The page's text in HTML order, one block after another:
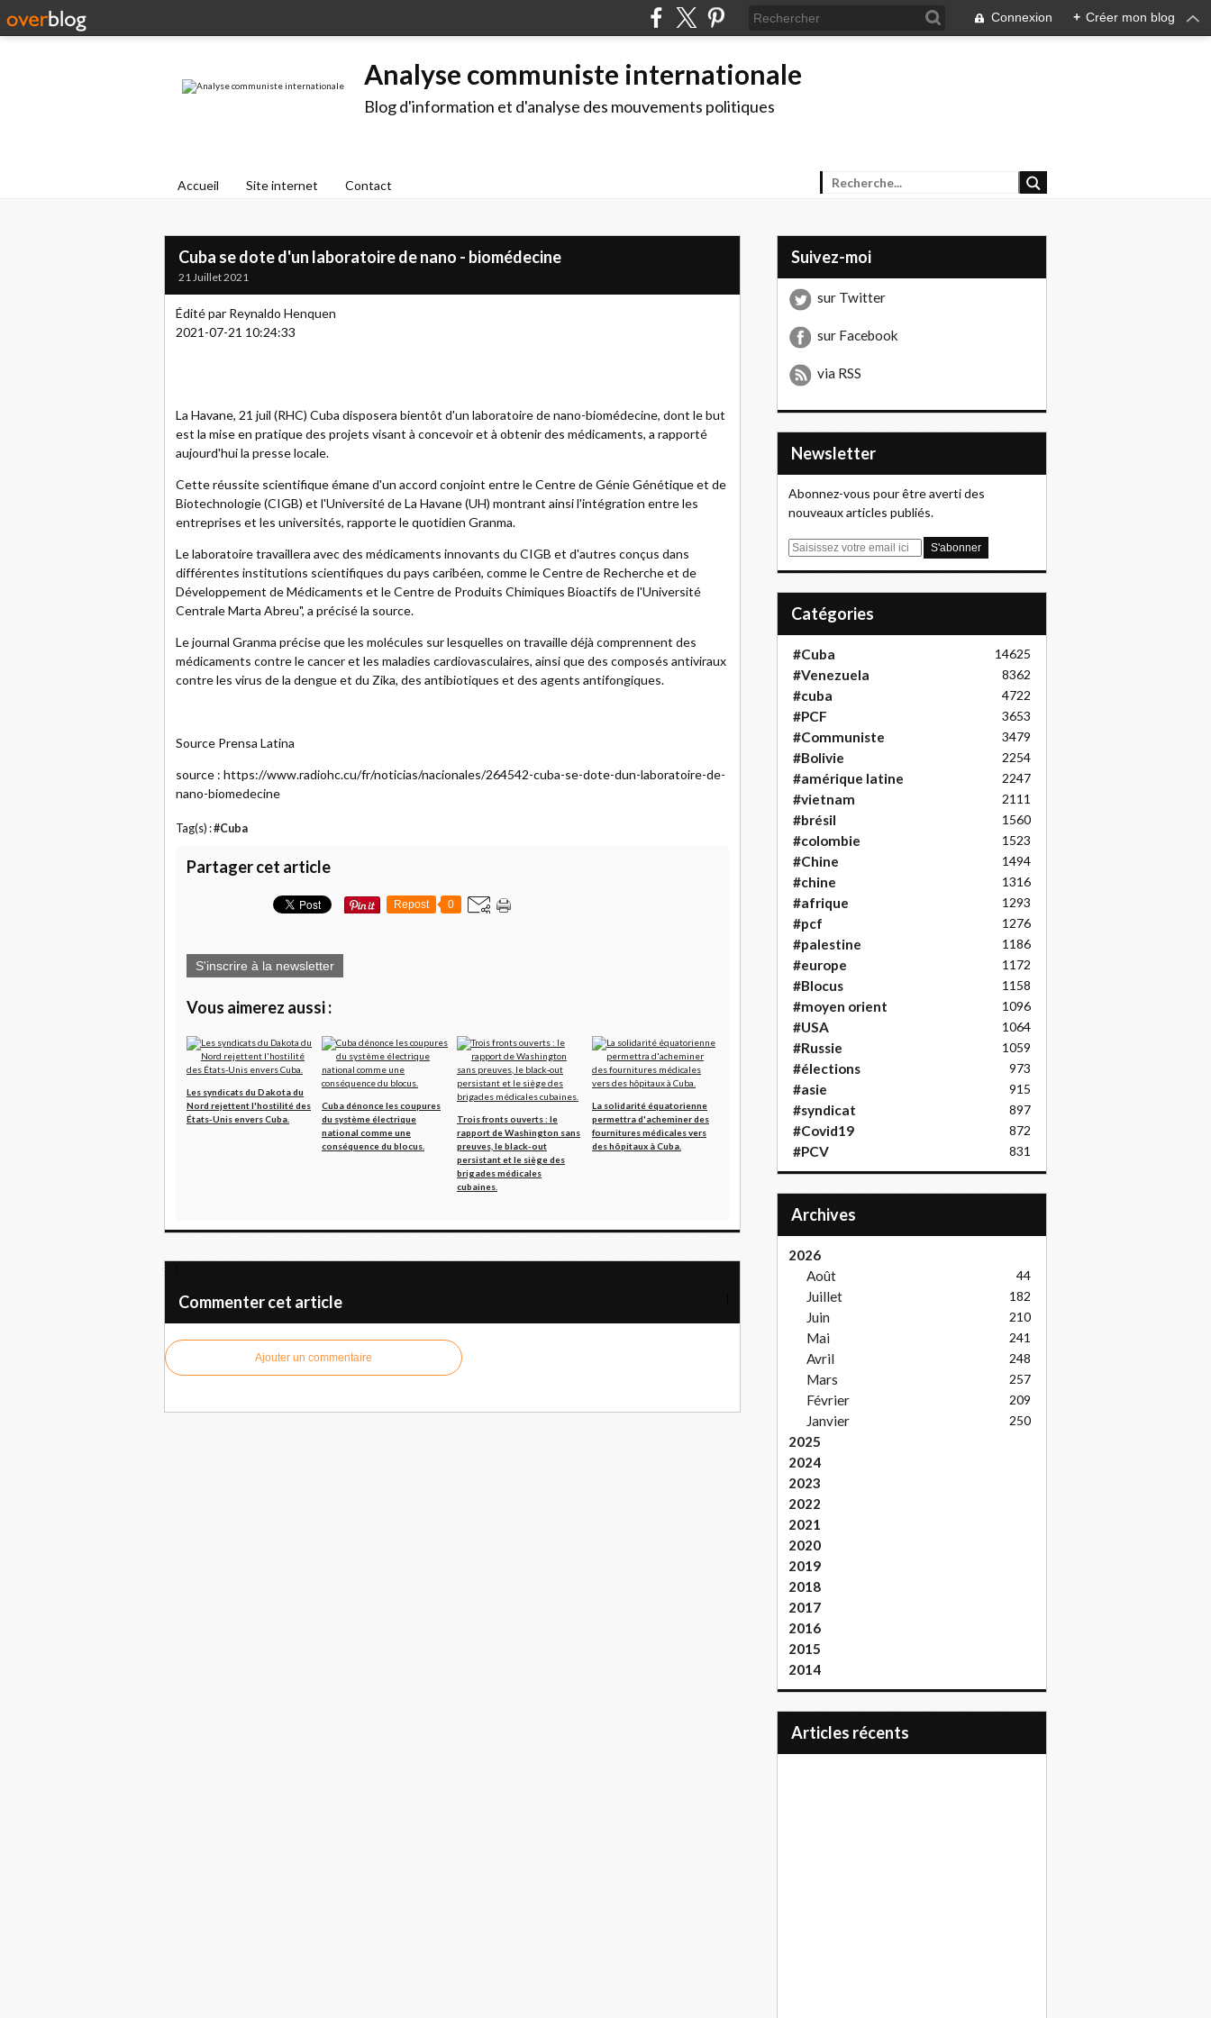
Connexion + Créer mon blog
Analyse communiste internationale
Blog d'information et d'analyse des mouvements politiques
Accueil Site internet Contact
Cuba se dote d'un laboratoire de nano - biomédecine
21 Juillet 2021
Édité par Reynaldo Henquen
2021-07-21 10:24:33
La Havane, 21 juil (RHC) Cuba disposera bientôt d'un laboratoire de nano-biomédecine, dont le but
est la mise en pratique des projets visant à concevoir et à obtenir des médicaments, a rapporté
aujourd'hui la presse locale.
Cette réussite scientifique émane d'un accord conjoint entre le Centre de Génie Génétique et de
Biotechnologie (CIGB) et l'Université de La Havane (UH) montrant ainsi l'intégration entre les
entreprises et les universités, rapporte le quotidien Granma.
Le laboratoire travaillera avec des médicaments innovants du CIGB et d'autres conçus dans
différentes institutions scientifiques du pays caribéen, comme le Centre de Recherche et de
Développement de Médicaments et le Centre de Produits Chimiques Bioactifs de l'Université
Centrale Marta Abreu", a précisé la source.
Le journal Granma précise que les molécules sur lesquelles on travaille déjà comprennent des
médicaments contre le cancer et les maladies cardiovasculaires, ainsi que des composés antiviraux
contre les virus de la dengue et du Zika, des antibiotiques et des agents antifongiques.
Source Prensa Latina
source : https://www.radiohc.cu/fr/noticias/nacionales/264542-cuba-se-dote-dun-laboratoire-de-
nano-biomedecine
Tag(s) :#Cuba
Partager cet article
Repost 0
S'inscrire à la newsletter
Vous aimerez aussi :
Les syndicats du Dakota du
Nord rejettent l'hostilité des
États-Unis envers Cuba.
Cuba dénonce les coupures
du système électrique
national comme une
conséquence du blocus.
Trois fronts ouverts : le
rapport de Washington sans
preuves, le black-out
persistant et le siège des
brigades médicales
cubaines.
La solidarité équatorienne
permettra d'acheminer des
fournitures médicales vers
des hôpitaux à Cuba.
Commenter cet article
Ajouter un commentaire
Suivez-moi
sur Twitter
sur Facebook
via RSS
Newsletter
Abonnez-vous pour être averti des
nouveaux articles publiés.
E
Catégories
#Cuba 14625
#Venezuela 8362
#cuba 4722
#PCF 3653
#Communiste 3479
#Bolivie 2254
#amérique latine 2247
#vietnam 2111
#brésil 1560
#colombie 1523
#Chine 1494
#chine 1316
#afrique 1293
#pcf 1276
#palestine 1186
#europe 1172
#Blocus 1158
#moyen orient 1096
#USA 1064
#Russie 1059
#élections 973
#asie 915
#syndicat 897
#Covid19 872
#PCV 831
Archives
2026
Août
44
Juillet 182
Juin 210
Mai 241
Avril 248
Mars 257
Février 209
Janvier 250
2025
2024
2023
2022
2021
2020
2019
2018
2017
2016
2015
2014
articles récents